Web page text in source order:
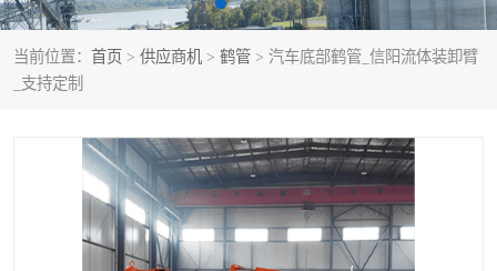
当前位置： 首页 > 供应商机 > 鹤管 > 汽车底部鹤管_信阳流体装卸臂
_支持定制